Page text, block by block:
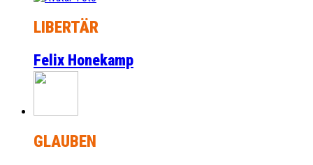
LIBERTÄR
Felix Honekamp
GLAUBEN